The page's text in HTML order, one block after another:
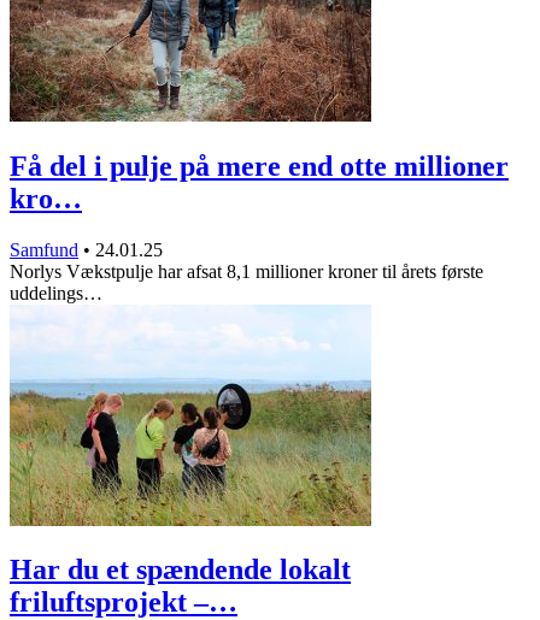
Få del i pulje på mere end otte millioner
kro…
Samfund • 24.01.25
Norlys Vækstpulje har afsat 8,1 millioner kroner til årets første
uddelings…
Har du et spændende lokalt
friluftsprojekt –…